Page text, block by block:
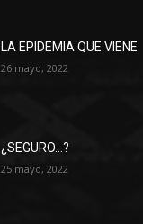
LA EPIDEMIA QUE VIENE
26 mayo, 2022
¿SEGURO…?
25 mayo, 2022